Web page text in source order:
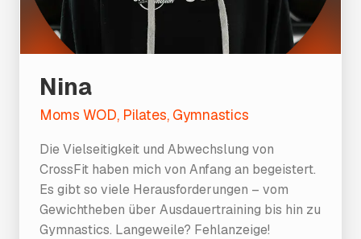
Nina
Moms WOD, Pilates, Gymnastics
Die Vielseitigkeit und Abwechslung von
CrossFit haben mich von Anfang an begeistert.
Es gibt so viele Herausforderungen – vom
Gewichtheben über Ausdauertraining bis hin zu
Gymnastics. Langeweile? Fehlanzeige!